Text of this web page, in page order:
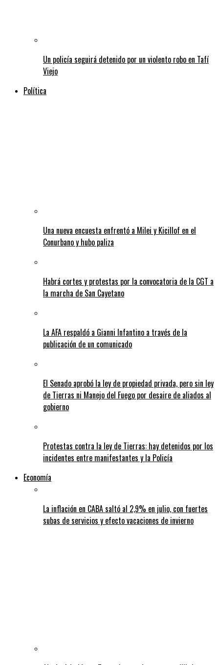
Un policía seguirá detenido por un violento robo en Tafí
Viejo
Política
Una nueva encuesta enfrentó a Milei y Kicillof en el
Conurbano y hubo paliza
Habrá cortes y protestas por la convocatoria de la CGT a
la marcha de San Cayetano
La AFA respaldó a Gianni Infantino a través de la
publicación de un comunicado
El Senado aprobó la ley de propiedad privada, pero sin ley
de Tierras ni Manejo del Fuego por desaire de aliados al
gobierno
Protestas contra la ley de Tierras: hay detenidos por los
incidentes entre manifestantes y la Policía
Economía
La inflación en CABA saltó al 2,9% en julio, con fuertes
subas de servicios y efecto vacaciones de invierno